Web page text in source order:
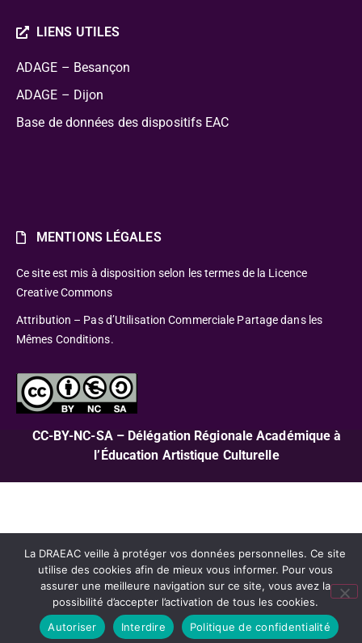
LIENS UTILES
ADAGE – Besançon
ADAGE – Dijon
Base de données des dispositifs EAC
MENTIONS LÉGALES
Ce site est mis à disposition selon les termes de la Licence
Creative Commons
Attribution – Pas d’Utilisation Commerciale Partage dans les
Mêmes Conditions.
CC-BY-NC-SA – Délégation Régionale Académique à
l’Éducation Artistique Culturelle
La DRAEAC veille à protéger vos données personnelles. Ce site
utilise des cookies afin de mieux vous informer. Pour vous
assurer une meilleure navigation sur ce site, vous avez la
possibilité d’accepter l’activation de tous les cookies.
Autoriser
Interdire Politique de confidentialité